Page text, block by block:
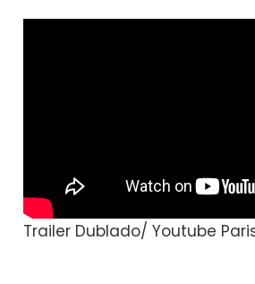
Trailer Dublado/ Youtube